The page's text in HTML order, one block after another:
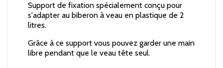
Support de fixation spécialement conçu pour
s'adapter au biberon à veau en plastique de 2
litres.
Grâce à ce support vous pouvez garder une main
libre pendant que le veau tête seul.